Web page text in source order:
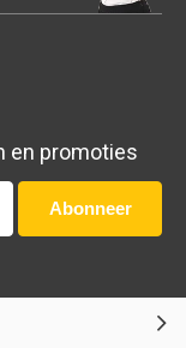
en promoties
Abonneer